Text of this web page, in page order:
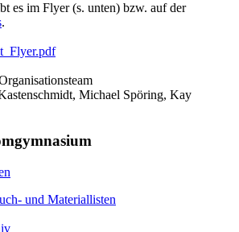
es im Flyer (s. unten) bzw. auf der
.
Michael Spöring, Kay
und Materiallisten